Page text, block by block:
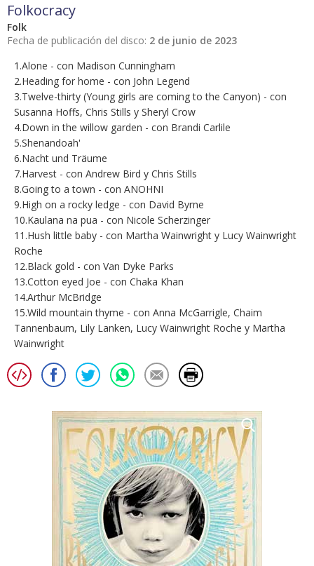
Folkocracy
Folk
Fecha de publicación del disco: 2 de junio de 2023
1.Alone - con Madison Cunningham
2.Heading for home - con John Legend
3.Twelve-thirty (Young girls are coming to the Canyon) - con
Susanna Hoffs, Chris Stills y Sheryl Crow
4.Down in the willow garden - con Brandi Carlile
5.Shenandoah'
6.Nacht und Träume
7.Harvest - con Andrew Bird y Chris Stills
8.Going to a town - con ANOHNI
9.High on a rocky ledge - con David Byrne
10.Kaulana na pua - con Nicole Scherzinger
11.Hush little baby - con Martha Wainwright y Lucy Wainwright
Roche
12.Black gold - con Van Dyke Parks
13.Cotton eyed Joe - con Chaka Khan
14.Arthur McBridge
15.Wild mountain thyme - con Anna McGarrigle, Chaim
Tannenbaum, Lily Lanken, Lucy Wainwright Roche y Martha
Wainwright